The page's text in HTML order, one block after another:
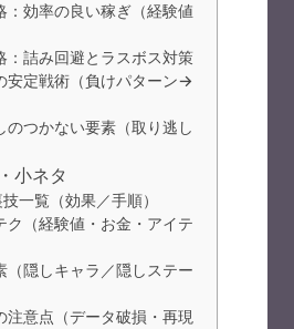
：効率の良い稼ぎ（経験値
：詰み回避とラスボス対策
安定戦術（負けパターン→
のつかない要素（取り逃し
小ネタ
一覧（効果／手順）
ク（経験値・お金・アイテ
（隠しキャラ／隠しステー
注意点（データ破損・再現